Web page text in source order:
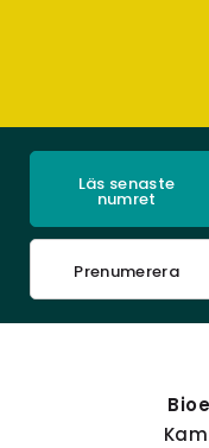
Läs senaste
numret
Prenumerera